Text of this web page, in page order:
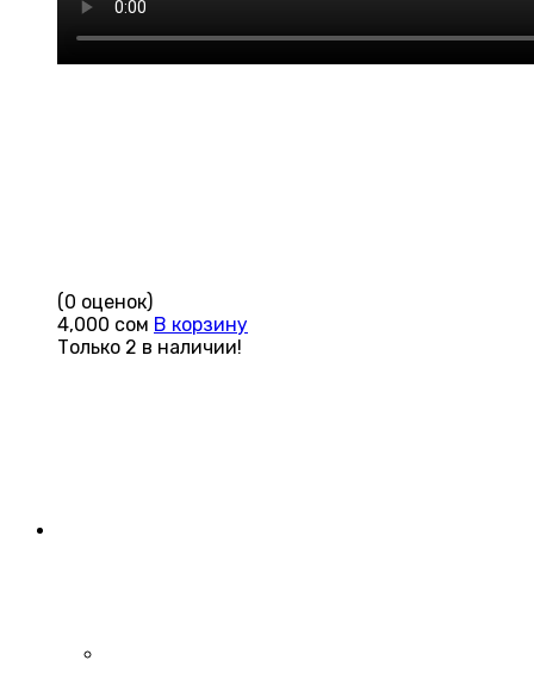
(0 оценок)
4,000 сом В корзину
Только 2 в наличии!